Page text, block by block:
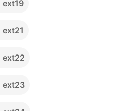
ext19
ext21
ext22
ext23